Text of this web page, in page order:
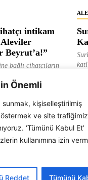
Önemli
kişiselleştirilmiş
ve site
‘Tümünü Kabul Et’
kullanımına izin
Reddet Tümünü
intikam
Beyrut’a!”
bağlı cihatçıların